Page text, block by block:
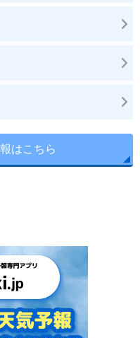
はこちら